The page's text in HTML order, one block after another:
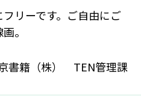
リーです。ご自由にご
。
書籍（株） TEN管理課